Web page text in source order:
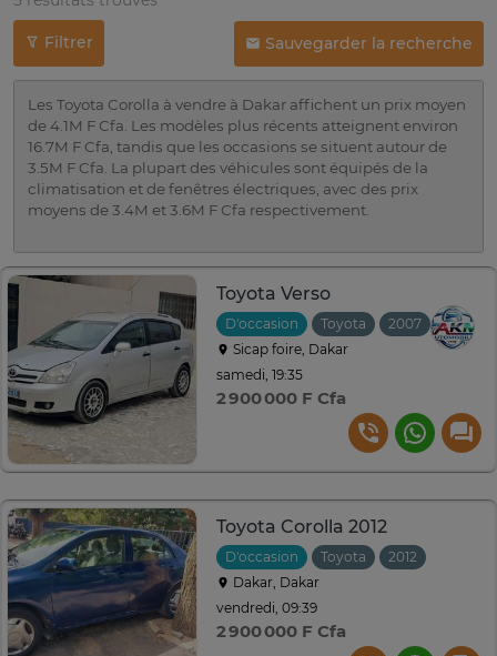
Filtrer Sauvegarder la recherche
Les Toyota Corolla à vendre à Dakar affichent un prix moyen
de 4.1M F Cfa. Les modèles plus récents atteignent environ
16.7M F Cfa, tandis que les occasions se situent autour de
3.5M F Cfa. La plupart des véhicules sont équipés de la
climatisation et de fenêtres électriques, avec des prix
moyens de 3.4M et 3.6M F Cfa respectivement.
Toyota Verso
D'occasion Toyota 2007
Sicap foire, Dakar
samedi, 19:35
2 900 000 F Cfa
Toyota Corolla 2012
D'occasion Toyota 2012
Dakar, Dakar
vendredi, 09:39
2 900 000 F Cfa